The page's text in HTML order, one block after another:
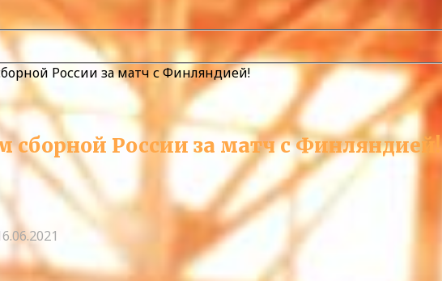
России за матч с Финляндией!
сборной России за матч с Финляндией!